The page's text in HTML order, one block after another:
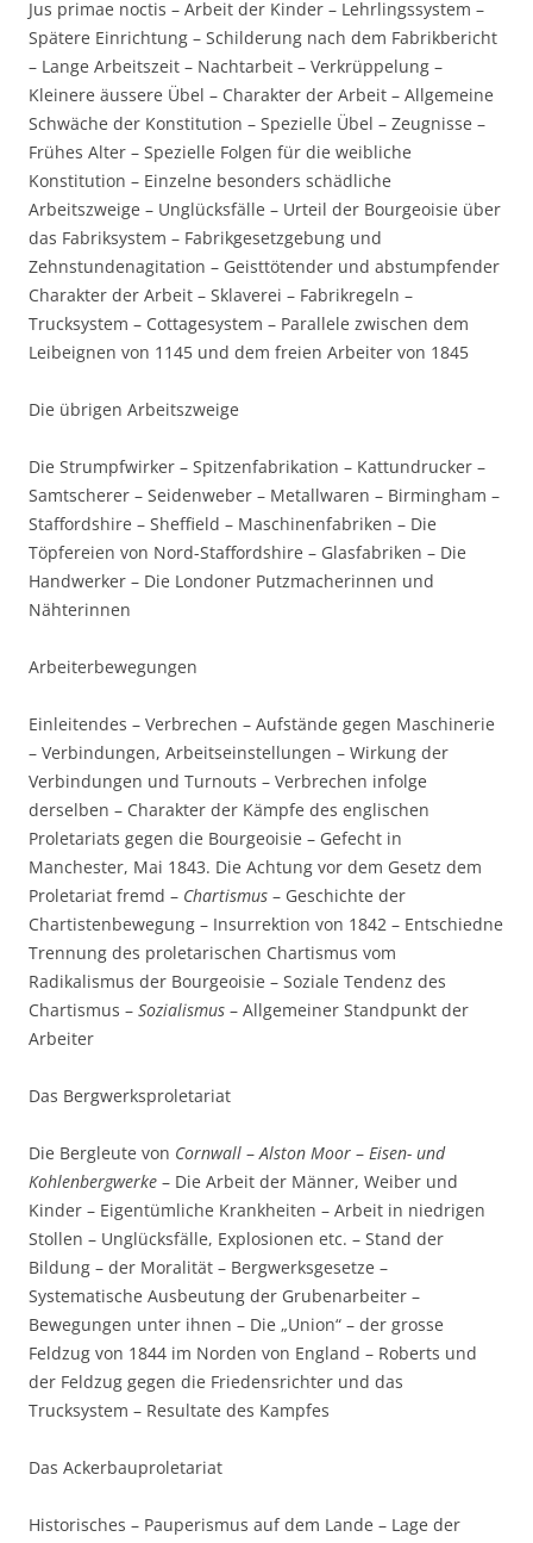
Jus primae noctis – Arbeit der Kinder – Lehrlingssystem –
Spätere Einrichtung – Schilderung nach dem Fabrikbericht
– Lange Arbeitszeit – Nachtarbeit – Verkrüppelung –
Kleinere äussere Übel – Charakter der Arbeit – Allgemeine
Schwäche der Konstitution – Spezielle Übel – Zeugnisse –
Frühes Alter – Spezielle Folgen für die weibliche
Konstitution – Einzelne besonders schädliche
Arbeitszweige – Unglücksfälle – Urteil der Bourgeoisie über
das Fabriksystem – Fabrikgesetzgebung und
Zehnstundenagitation – Geisttötender und abstumpfender
Charakter der Arbeit – Sklaverei – Fabrikregeln –
Trucksystem – Cottagesystem – Parallele zwischen dem
Leibeignen von 1145 und dem freien Arbeiter von 1845
Die übrigen Arbeitszweige
Die Strumpfwirker – Spitzenfabrikation – Kattundrucker –
Samtscherer – Seidenweber – Metallwaren – Birmingham –
Staffordshire – Sheffield – Maschinenfabriken – Die
Töpfereien von Nord-Staffordshire – Glasfabriken – Die
Handwerker – Die Londoner Putzmacherinnen und
Nähterinnen
Arbeiterbewegungen
Einleitendes – Verbrechen – Aufstände gegen Maschinerie
– Verbindungen, Arbeitseinstellungen – Wirkung der
Verbindungen und Turnouts – Verbrechen infolge
derselben – Charakter der Kämpfe des englischen
Proletariats gegen die Bourgeoisie – Gefecht in
Manchester, Mai 1843. Die Achtung vor dem Gesetz dem
Proletariat fremd – Chartismus – Geschichte der
Chartistenbewegung – Insurrektion von 1842 – Entschiedne
Trennung des proletarischen Chartismus vom
Radikalismus der Bourgeoisie – Soziale Tendenz des
Chartismus – Sozialismus – Allgemeiner Standpunkt der
Arbeiter
Das Bergwerksproletariat
Die Bergleute von Cornwall –Alston Moor – Eisen- und
Kohlenbergwerke – Die Arbeit der Männer, Weiber und
Kinder – Eigentümliche Krankheiten – Arbeit in niedrigen
Stollen – Unglücksfälle, Explosionen etc. – Stand der
Bildung – der Moralität – Bergwerksgesetze –
Systematische Ausbeutung der Grubenarbeiter –
Bewegungen unter ihnen – Die „Union“ – der grosse
Feldzug von 1844 im Norden von England – Roberts und
der Feldzug gegen die Friedensrichter und das
Trucksystem – Resultate des Kampfes
Das Ackerbauproletariat
Historisches – Pauperismus auf dem Lande – Lage der